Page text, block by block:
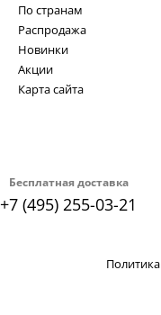
Бесплатная доставка
+7 (495) 255-03-21
По странам
Распродажа
Новинки
Акции
Карта сайта